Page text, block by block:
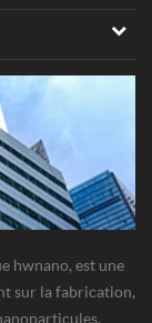
hwnano, est une
sur la fabrication,